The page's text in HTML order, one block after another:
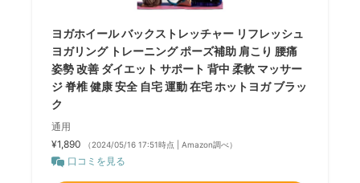
ヨガホイール バックストレッチャー リフレッシュ
ヨガリング トレーニング ポーズ補助 肩こり 腰痛
姿勢 改善 ダイエット サポート 背中 柔軟 マッサー
ジ 脊椎 健康 安全 自宅 運動 在宅 ホットヨガ ブラッ
ク
通用
¥1,890
（2024/05/16 17:51時点 | Amazon調べ）
口コミを見る